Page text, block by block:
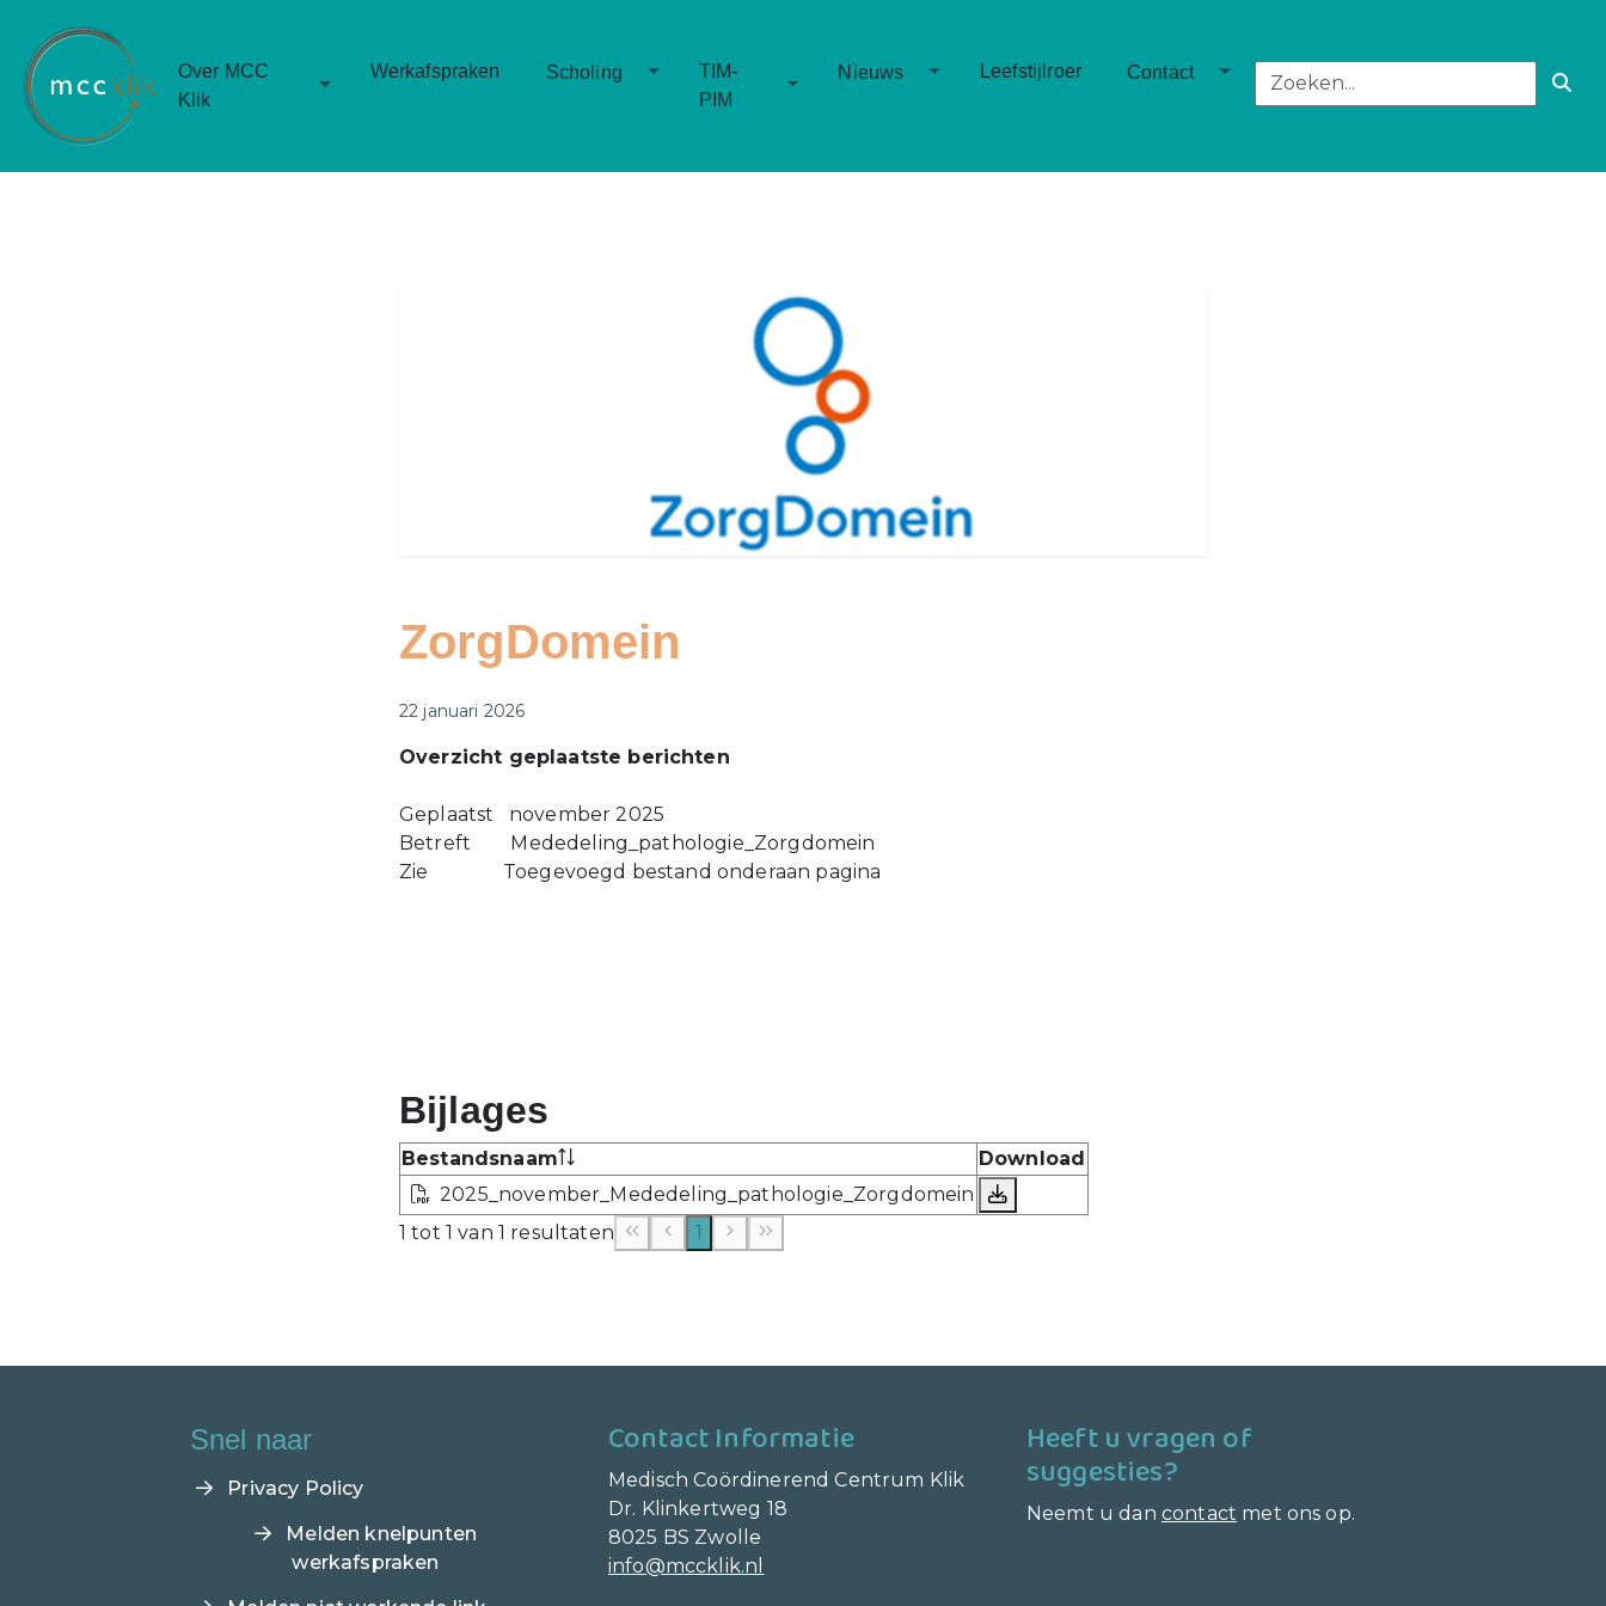
Over MCC
Klik
Toggle Dropdown
Werkafspraken Scholing Toggle Dropdown
TIM-
PIM
Toggle Dropdown
Nieuws Toggle Dropdown
Leefstijlroer Contact Toggle Dropdown
ZorgDomein
Gepubliceerd op
22 januari 2026
Overzicht geplaatste berichten
Geplaatst november 2025
Betreft Mededeling_pathologie_Zorgdomein
Zie Toegevoegd bestand onderaan pagina
Bijlages
Bestandsnaam
Download
2025_november_Mededeling_pathologie_Zorgdomein
1 tot 1 van 1 resultaten
1
Snel naar
Privacy Policy
Melden knelpunten
werkafspraken
Contact Informatie
Medisch Coördinerend Centrum Klik
Dr. Klinkertweg 18
8025 BS Zwolle
info@mccklik.nl
Heeft u vragen of
suggesties?
Neemt u dan contact met ons op.